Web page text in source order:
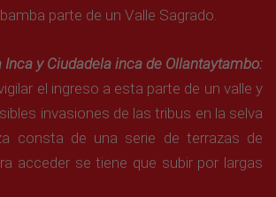
parte de un Valle Sagrado.
Inca y Ciudadela inca de Ollantaytambo:
el ingreso a esta parte de un valle y
invasiones de las tribus en la selva
consta de una serie de terrazas de
acceder se tiene que subir por largas